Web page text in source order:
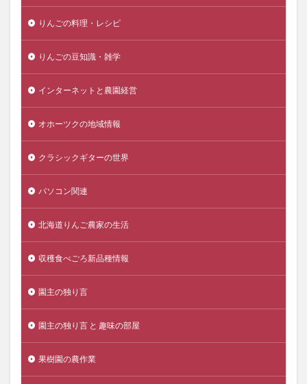
りんごの料理・レシピ
りんごの豆知識・雑学
インターネットと農園経営
オホーツクの地域情報
クラシックギターの世界
パソコン関連
北海道りんご農家の生活
収穫食べごろ新品種情報
園主の独り言
園主の独り言 と 趣味の部屋
果樹園の農作業